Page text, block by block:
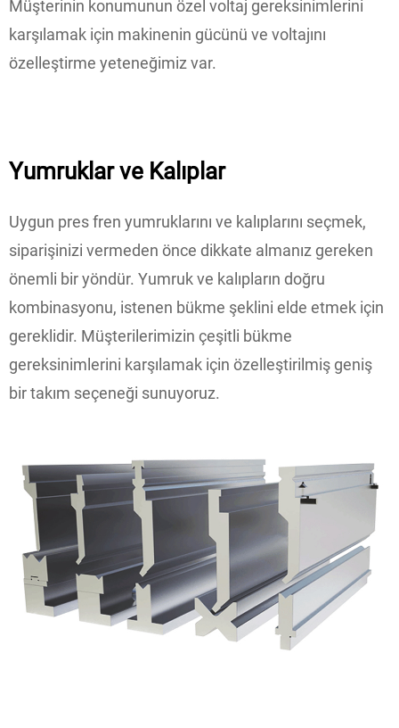
Müşterinin konumunun özel voltaj gereksinimlerini
karşılamak için makinenin gücünü ve voltajını
özelleştirme yeteneğimiz var.
Yumruklar ve Kalıplar
Uygun pres fren yumruklarını ve kalıplarını seçmek,
siparişinizi vermeden önce dikkate almanız gereken
önemli bir yöndür. Yumruk ve kalıpların doğru
kombinasyonu, istenen bükme şeklini elde etmek için
gereklidir. Müşterilerimizin çeşitli bükme
gereksinimlerini karşılamak için özelleştirilmiş geniş
bir takım seçeneği sunuyoruz.